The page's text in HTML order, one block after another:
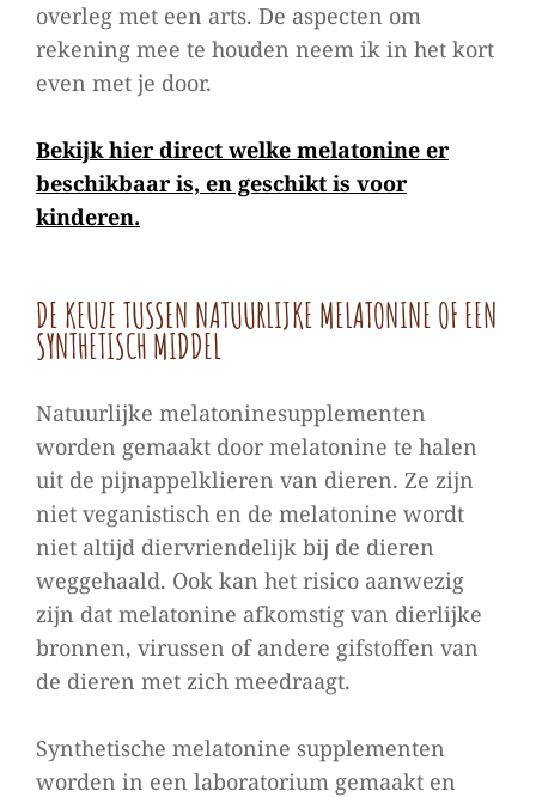
overleg met een arts. De aspecten om
rekening mee te houden neem ik in het kort
even met je door.
Bekijk hier direct welke melatonine er
beschikbaar is, en geschikt is voor
kinderen.
DE KEUZE TUSSEN NATUURLIJKE MELATONINE OF EEN
SYNTHETISCH MIDDEL
Natuurlijke melatoninesupplementen
worden gemaakt door melatonine te halen
uit de pijnappelklieren van dieren. Ze zijn
niet veganistisch en de melatonine wordt
niet altijd diervriendelijk bij de dieren
weggehaald. Ook kan het risico aanwezig
zijn dat melatonine afkomstig van dierlijke
bronnen, virussen of andere gifstoffen van
de dieren met zich meedraagt.
Synthetische melatonine supplementen
worden in een laboratorium gemaakt en